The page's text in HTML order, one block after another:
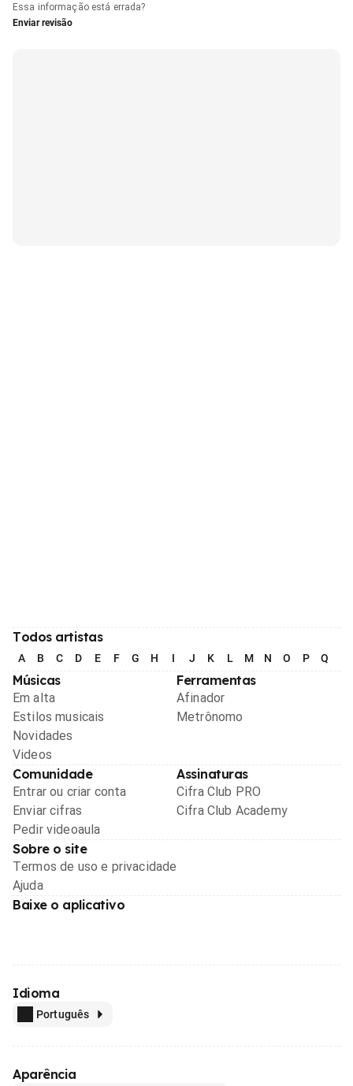
Essa informação está errada?
Enviar revisão
Todos artistas
A B C D E F G H I J K L M N O P Q
Músicas
Em alta
Estilos musicais
Novidades
Videos
Ferramentas
Afinador
Metrônomo
Comunidade
Entrar ou criar conta
Enviar cifras
Pedir videoaula
Assinaturas
Cifra Club PRO
Cifra Club Academy
Sobre o site
Termos de uso e privacidade
Ajuda
Baixe o aplicativo
Idioma
Português
Aparência